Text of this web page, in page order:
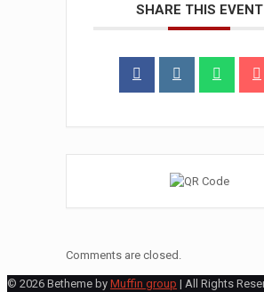
SHARE THIS EVENT
Comments are closed.
© 2026 Betheme by Muffin group | All Rights